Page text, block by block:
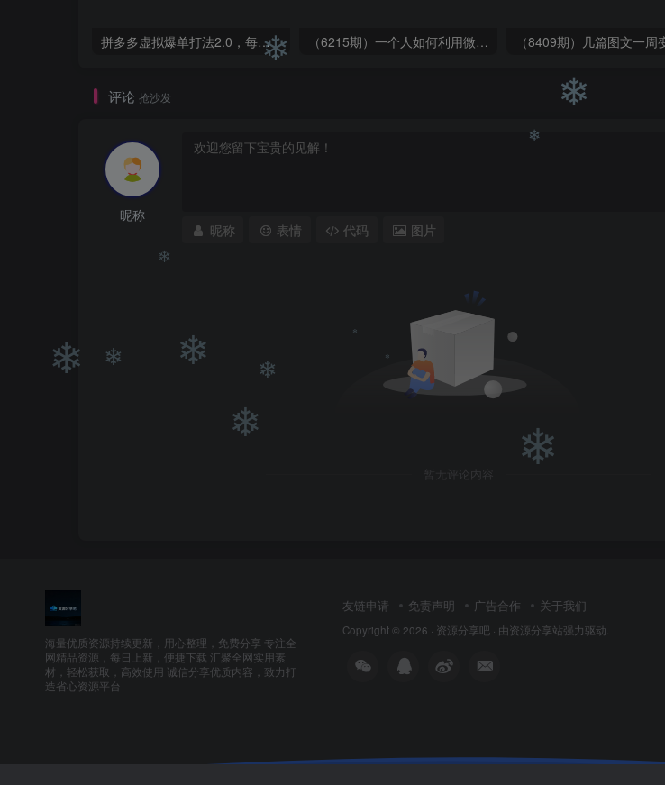
拼多多虚拟爆单打法2.0，每天10分钟，月产5000+，从0到1赚收益教程 （6215期）一个人如何利用微信群自动群发引流，一星期装满200个群，日入500+
评论 抢沙发
昵称
昵称 表情 代码 图片
暂无评论内容
海量优质资源持续更新，用心整理，免费分享 专注全
网精品资源，每日上新，便捷下载 汇聚全网实用素
材，轻松获取，高效使用 诚信分享优质内容，致力打
造省心资源平台
友链申请 免责声明 广告合作 关于我们
Copyright © 2026 · 资源分享吧 · 由资源分享站强力驱动.